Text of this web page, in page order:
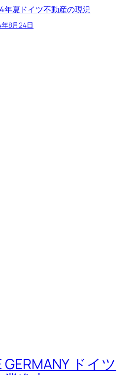
年夏ドイツ不動産の現況
8月24日
GERMANY ドイツ